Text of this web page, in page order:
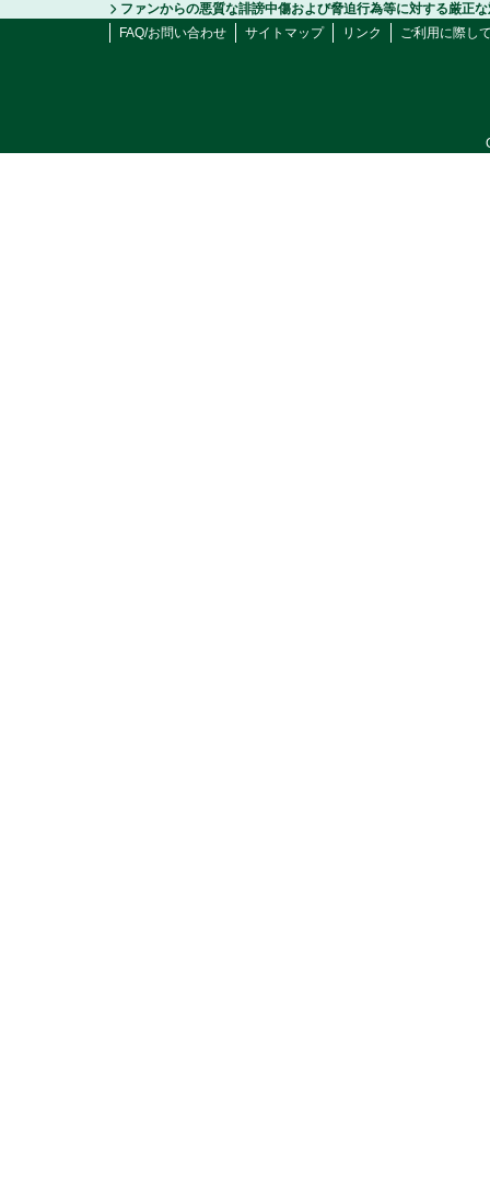
ファンからの悪質な誹謗中傷および脅迫行為等に対する厳正
FAQ/お問い合わせ
サイトマップ リンク ご利用に際し